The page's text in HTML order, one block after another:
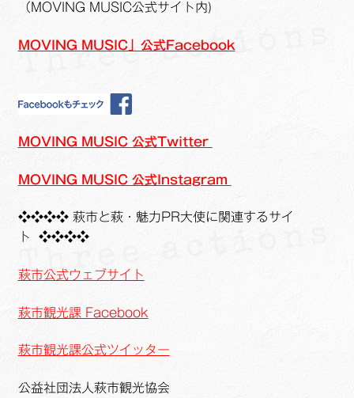
（MOVING MUSIC公式サイト内)
MOVING MUSIC」公式Facebook
MOVING MUSIC 公式Twitter
MOVING MUSIC 公式Instagram
❖❖❖❖ 萩市と萩・魅力PR大使に関連するサイ
ト ❖❖❖❖
萩市公式ウェブサイト
萩市観光課 Facebook
萩市観光課公式ツイッター
公益社団法人萩市観光協会